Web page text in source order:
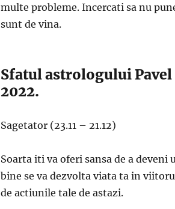
multe probleme. Incercati sa nu
sunt de vina.
Sfatul astrologului Pavel
2022.
Sagetator (23.11 – 21.12)
Soarta iti va oferi sansa de a
bine se va dezvolta viata ta in
de actiunile tale de astazi.